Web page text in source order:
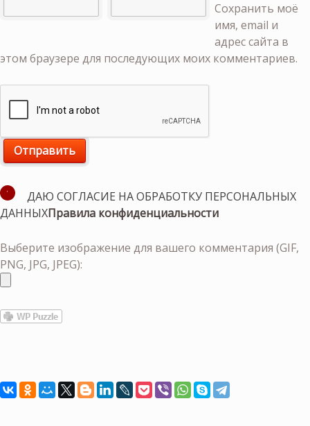
Сохранить моё
имя, email и
адрес сайта в
этом браузере для последующих моих комментариев.
ДАЮ СОГЛАСИЕ НА ОБРАБОТКУ ПЕРСОНАЛЬНЫХ
ДАННЫХПравила конфиденциальности
Выберите изображение для вашего комментария (GIF,
PNG, JPG, JPEG):